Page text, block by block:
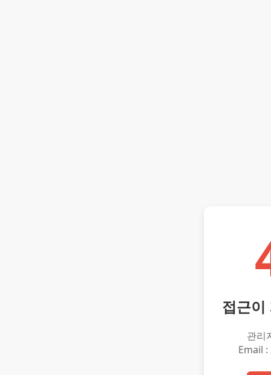
접근이
관리
Email